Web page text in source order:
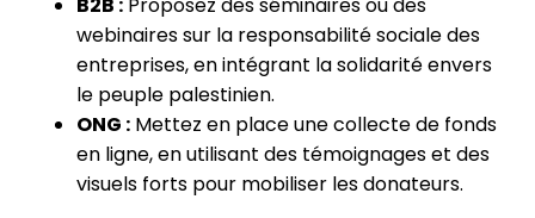
webinaires sur la responsabilité sociale des
entreprises, en intégrant la solidarité envers
le peuple palestinien.
ONG : Mettez en place une collecte de fonds
en ligne, en utilisant des témoignages et des
visuels forts pour mobiliser les donateurs.